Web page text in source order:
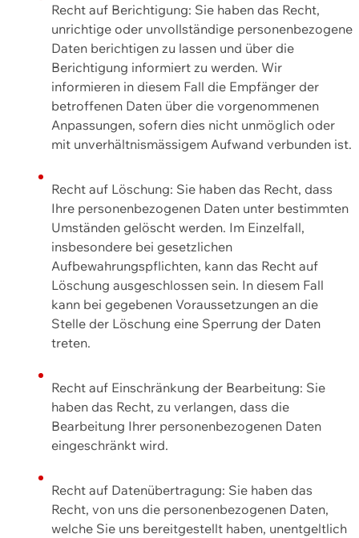
Recht auf Berichtigung: Sie haben das Recht,
unrichtige oder unvollständige personenbezogene
Daten berichtigen zu lassen und über die
Berichtigung informiert zu werden. Wir
informieren in diesem Fall die Empfänger der
betroffenen Daten über die vorgenommenen
Anpassungen, sofern dies nicht unmöglich oder
mit unverhältnismässigem Aufwand verbunden ist.
Recht auf Löschung: Sie haben das Recht, dass
Ihre personenbezogenen Daten unter bestimmten
Umständen gelöscht werden. Im Einzelfall,
insbesondere bei gesetzlichen
Aufbewahrungspflichten, kann das Recht auf
Löschung ausgeschlossen sein. In diesem Fall
kann bei gegebenen Voraussetzungen an die
Stelle der Löschung eine Sperrung der Daten
treten.
Recht auf Einschränkung der Bearbeitung: Sie
haben das Recht, zu verlangen, dass die
Bearbeitung Ihrer personenbezogenen Daten
eingeschränkt wird.
Recht auf Datenübertragung: Sie haben das
Recht, von uns die personenbezogenen Daten,
welche Sie uns bereitgestellt haben, unentgeltlich